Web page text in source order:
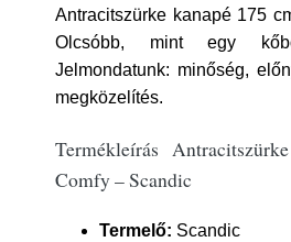
Antracitszürke kanapé 175
Olcsóbb, mint egy
Jelmondatunk: minőség,
megközelítés.
Termékleírás
Comfy – Scandic
Termelő: Scandic